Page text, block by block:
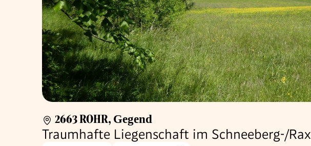
2663 ROHR, Gegend
Traumhafte Liegenschaft im Schneeberg-/